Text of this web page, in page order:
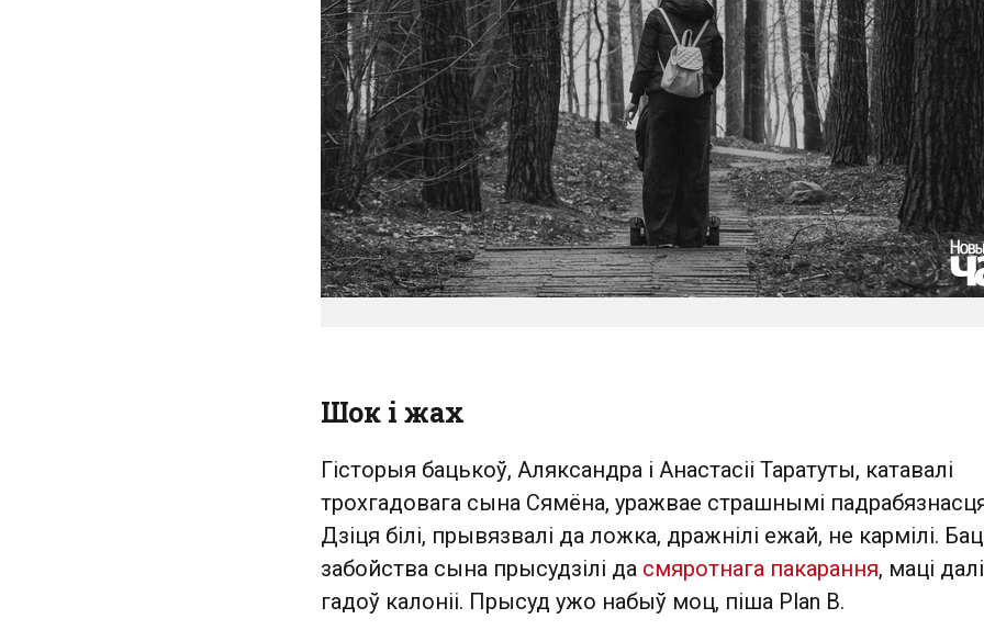
Шок і жах
Гісторыя бацькоў, Аляксандра і Анастасіі Таратуты, катавалі
трохгадовага сына Сямёна, уражвае страшнымі
Дзіця білі, прывязвалі да ложка, дражнілі ежай, не кармілі.
забойства сына прысудзілі да смяротнага пакарання, маці
гадоў калоніі. Прысуд ужо набыў моц, піша Plan B.